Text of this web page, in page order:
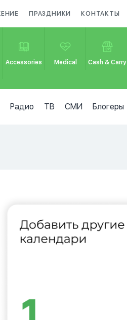
ПРАЗДНИКИ КОНТАКТЫ
Accessories Medical Cash & Carry
Радио ТВ СМИ Блогеры